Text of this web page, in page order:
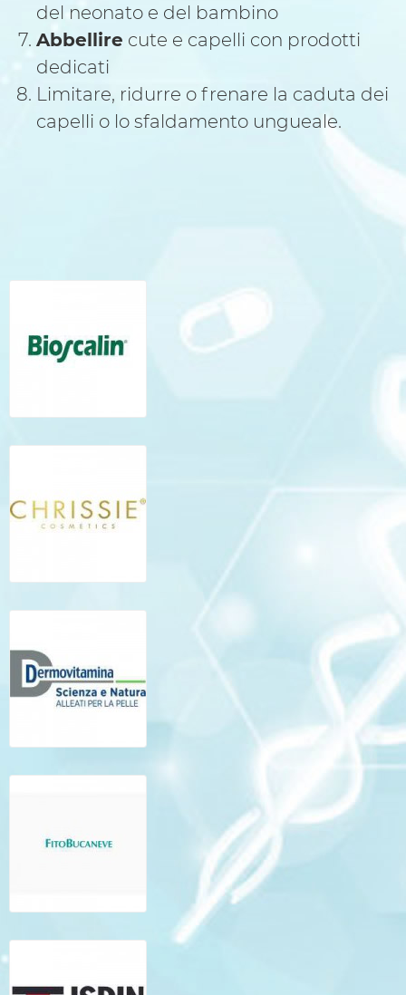
del neonato e del bambino
Abbellire cute e capelli con prodotti
dedicati
Limitare, ridurre o frenare la caduta dei
capelli o lo sfaldamento ungueale.